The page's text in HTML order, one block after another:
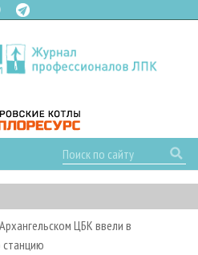
ЦБК ввели в